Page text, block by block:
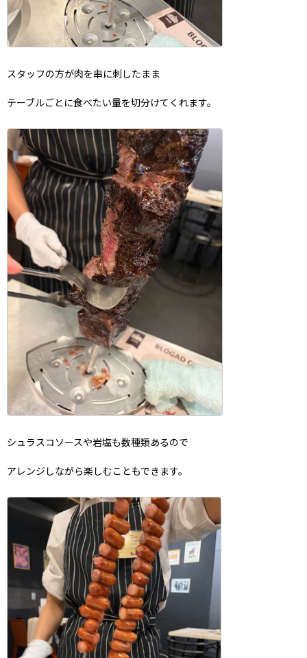
スタッフの方が肉を串に刺したまま
テーブルごとに食べたい量を切分けてくれます。
シュラスコソースや岩塩も数種類あるので
アレンジしながら楽しむこともできます。